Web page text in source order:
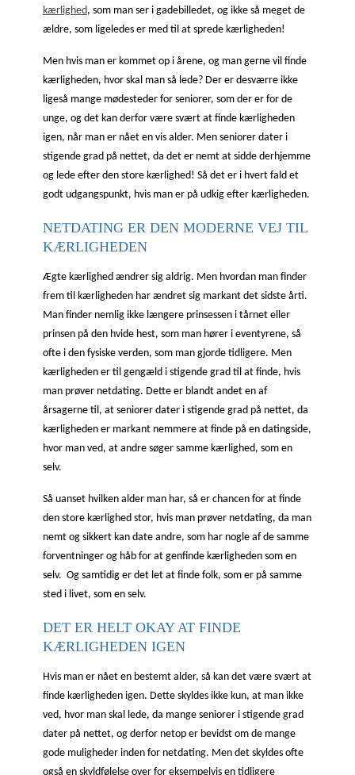
kærlighed, som man ser i gadebilledet, og ikke så meget de
ældre, som ligeledes er med til at sprede kærligheden!
Men hvis man er kommet op i årene, og man gerne vil finde
kærligheden, hvor skal man så lede? Der er desværre ikke
ligeså mange mødesteder for seniorer, som der er for de
unge, og det kan derfor være svært at finde kærligheden
igen, når man er nået en vis alder. Men seniorer dater i
stigende grad på nettet, da det er nemt at sidde derhjemme
og lede efter den store kærlighed! Så det er i hvert fald et
godt udgangspunkt, hvis man er på udkig efter kærligheden.
NETDATING ER DEN MODERNE VEJ TIL
KÆRLIGHEDEN
Ægte kærlighed ændrer sig aldrig. Men hvordan man finder
frem til kærligheden har ændret sig markant det sidste årti.
Man finder nemlig ikke længere prinsessen i tårnet eller
prinsen på den hvide hest, som man hører i eventyrene, så
ofte i den fysiske verden, som man gjorde tidligere. Men
kærligheden er til gengæld i stigende grad til at finde, hvis
man prøver netdating. Dette er blandt andet en af
årsagerne til, at seniorer dater i stigende grad på nettet, da
kærligheden er markant nemmere at finde på en datingside,
hvor man ved, at andre søger samme kærlighed, som en
selv.
Så uanset hvilken alder man har, så er chancen for at finde
den store kærlighed stor, hvis man prøver netdating, da man
nemt og sikkert kan date andre, som har nogle af de samme
forventninger og håb for at genfinde kærligheden som en
selv. Og samtidig er det let at finde folk, som er på samme
sted i livet, som en selv.
DET ER HELT OKAY AT FINDE
KÆRLIGHEDEN IGEN
Hvis man er nået en bestemt alder, så kan det være svært at
finde kærligheden igen. Dette skyldes ikke kun, at man ikke
ved, hvor man skal lede, da mange seniorer i stigende grad
dater på nettet, og derfor netop er bevidst om de mange
gode muligheder inden for netdating. Men det skyldes ofte
også en skyldfølelse over for eksempelvis en tidligere